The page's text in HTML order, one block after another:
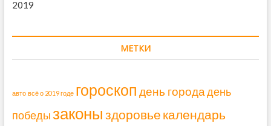
2019
МЕТКИ
авто всё о 2019 годе гороскоп день городадень
победызаконыздоровье календарь